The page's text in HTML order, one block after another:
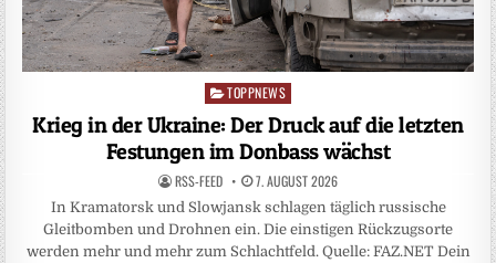
Posted
TOPPNEWS
Krieg in der Ukraine: Der Druck auf die letzten
Festungen im Donbass wächst
RSS-FEED 7. AUGUST 2026
In Kramatorsk und Slowjansk schlagen täglich russische
Gleitbomben und Drohnen ein. Die einstigen Rückzugsorte
werden mehr und mehr zum Schlachtfeld. Quelle: FAZ.NET Dein